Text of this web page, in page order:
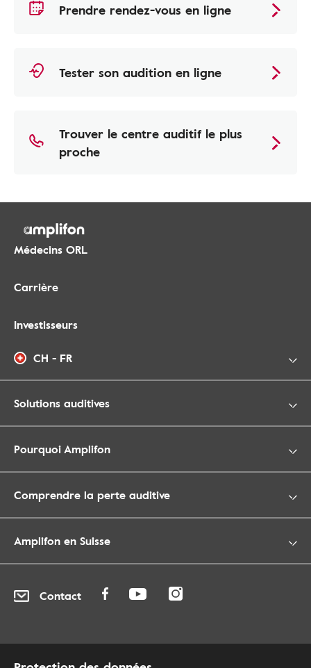
Prendre rendez-vous en ligne
Tester son audition en ligne
Trouver le centre auditif le plus
proche
Médecins ORL
Carrière
Investisseurs
CH - FR
Solutions auditives
Pourquoi Amplifon
Comprendre la perte auditive
Amplifon en Suisse
Contact